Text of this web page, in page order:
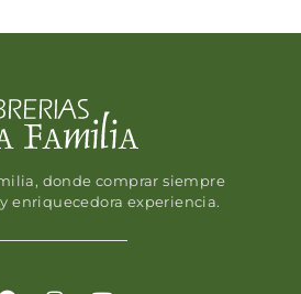
donde comprar siempre
enriquecedora experiencia.